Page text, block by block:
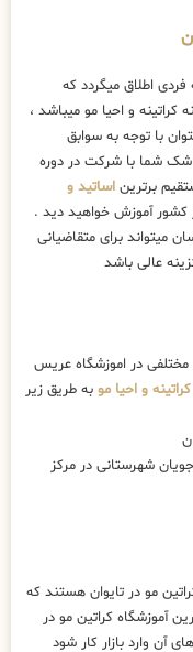
فردی اطلاق میگردد که
زمینه کراتینه و احیا مو میباشد ،
با توجه به سوابق
شک شما با شرکت در دوره
برترین اساتید و
کشور آموزش خواهید دید .
میتواند برای متقاضیانی
عالی باشد
در اموزشگاه عریس
و احیا مو به طریق زیر
شهرستانی در مرکز
مو در تایوان هستند که
آموزشگاه کراتین مو در
آن وارد بازار کار شود